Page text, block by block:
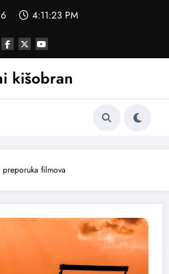
4:11:23 PM
kišobran
preporuka filmova